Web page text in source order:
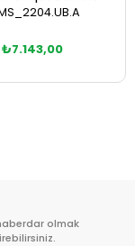
₺7.143,00
olmak